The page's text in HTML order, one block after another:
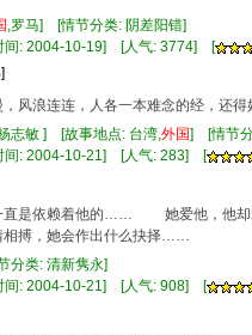
,罗马] [情节分类: 阴差阳错]
间: 2004-10-19] [人气: 3774] [
浪连连，人各一本难念的经，还得
志敏 ] [故事地点: 台湾,外国] [情节
间: 2004-10-21] [人气: 283] [
是依赖着他的…… 她爱他，他却爱
相搏，她会作出什么抉择……
分类: 清新隽永]
间: 2004-10-21] [人气: 908] [